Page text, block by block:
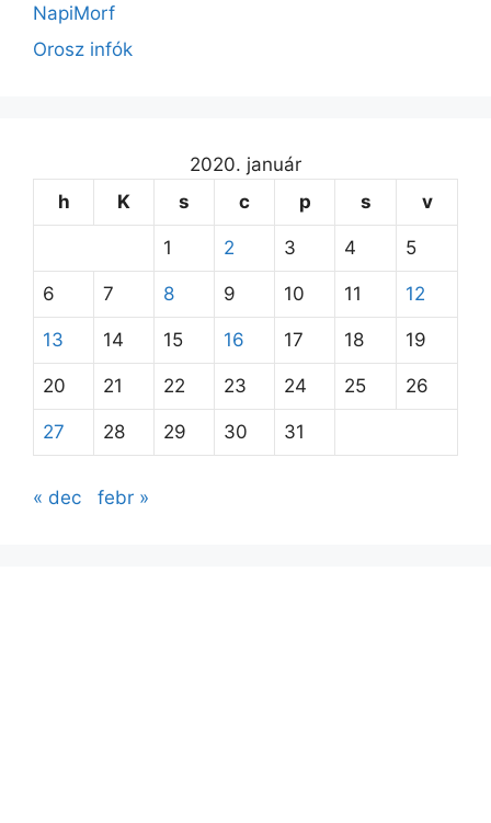
NapiMorf
Orosz infók
2020. január
h
K s c p s v
1 2 3 4 5
6 7 8 9 10 11 12
13 14 15 16 17 18 19
20 21 22 23 24 25 26
27 28 29 30 31
« dec febr »